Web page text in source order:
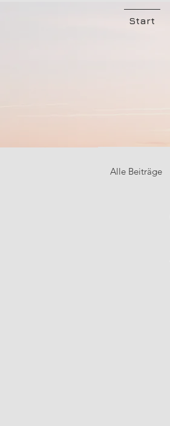
Start
Alle Beiträge